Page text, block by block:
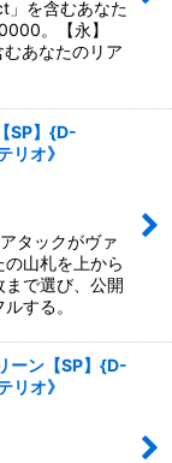
」を含むあなた
。【永】
むあなたのリア
SP】{D-
リオ》
タックがヴァ
山札を上から
まで選び、公開
する。
ーン【SP】{D-
リオ》